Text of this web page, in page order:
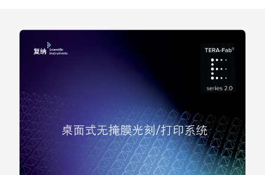
电动Z轴定位
光源
紫外LED光源（405纳米）2.4-2.8瓦，绿色
365纳米波长可选。
5倍目标M计划
APO
工作距离 34 毫米，分辨率 2 微米，另有物